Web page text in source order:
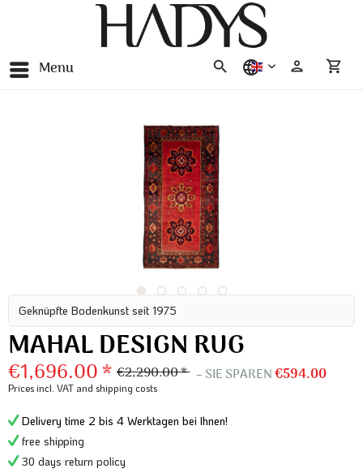
Menu english
Geknüpfte Bodenkunst seit 1975
MAHAL DESIGN RUG
€1,696.00 * €2,290.00 * – SIE SPAREN€594.00
Prices incl. VAT and shipping costs
Delivery time 2 bis 4 Werktagen bei Ihnen!
free shipping
30 days return policy